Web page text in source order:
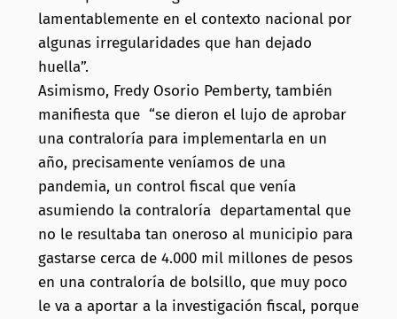
lamentablemente en el contexto nacional por
algunas irregularidades que han dejado
huella”.
Asimismo, Fredy Osorio Pemberty, también
manifiesta que “se dieron el lujo de aprobar
una contraloría para implementarla en un
año, precisamente veníamos de una
pandemia, un control fiscal que venía
asumiendo la contraloría departamental que
no le resultaba tan oneroso al municipio para
gastarse cerca de 4.000 mil millones de pesos
en una contraloría de bolsillo, que muy poco
le va a aportar a la investigación fiscal, porque